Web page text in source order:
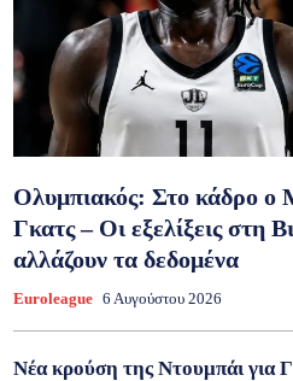
Ολυμπιακός: Στο κάδρο ο
Γκατς – Οι εξελίξεις στη
αλλάζουν τα δεδομένα
Euroleague 6 Αυγούστου 2026
Νέα κρούση της Ντουμπάι για